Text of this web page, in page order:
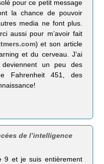
pour ce petit message
la chance de pouvoir
media ne font plus.
aussi pour m’avoir fait
) et son article
et du cerveau. J’ai
deviennent un peu des
Fahrenheit 451, des
de l’intelligence
9 et je suis entièrement